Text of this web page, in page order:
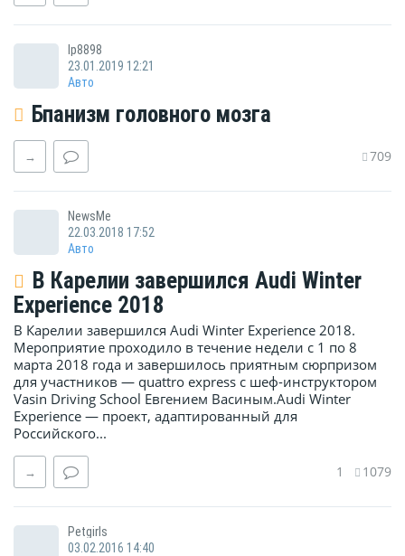
lp8898
23.01.2019 12:21
Авто
Бпанизм головного мозга
→ 709
NewsMe
22.03.2018 17:52
Авто
В Карелии завершился Audi Winter
Experience 2018
В Карелии завершился Audi Winter Experience 2018.
Мероприятие проходило в течение недели с 1 по 8
марта 2018 года и завершилось приятным сюрпризом
для участников — quattro express с шеф-инструктором
Vasin Driving School Евгением Васиным.Audi Winter
Experience — проект, адаптированный для
Российского...
→ 1 1079
Petgirls
03.02.2016 14:40